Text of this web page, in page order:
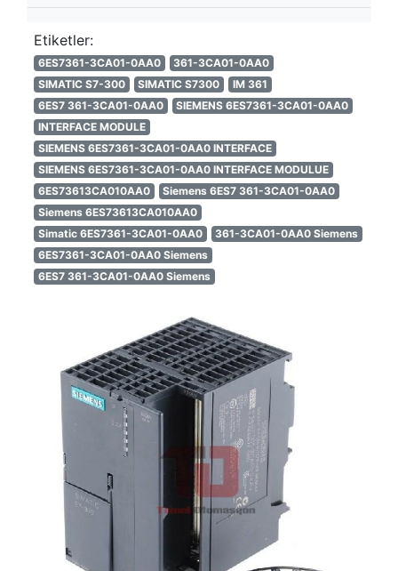
Etiketler:
6ES7361-3CA01-0AA0
361-3CA01-0AA0
SIMATIC S7-300
SIMATIC S7300
IM 361
6ES7 361-3CA01-0AA0
SIEMENS 6ES7361-3CA01-0AA0
INTERFACE MODULE
SIEMENS 6ES7361-3CA01-0AA0 INTERFACE
SIEMENS 6ES7361-3CA01-0AA0 INTERFACE MODULUE
6ES73613CA010AA0
Siemens 6ES7 361-3CA01-0AA0
Siemens 6ES73613CA010AA0
Simatic 6ES7361-3CA01-0AA0
361-3CA01-0AA0 Siemens
6ES7361-3CA01-0AA0 Siemens
6ES7 361-3CA01-0AA0 Siemens